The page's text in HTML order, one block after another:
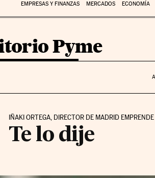
EMPRESAS Y FINANZAS MERCADOS ECONOMÍA
Pyme
IÑAKI ORTEGA, DIRECTOR DE MADRID
Te lo dije